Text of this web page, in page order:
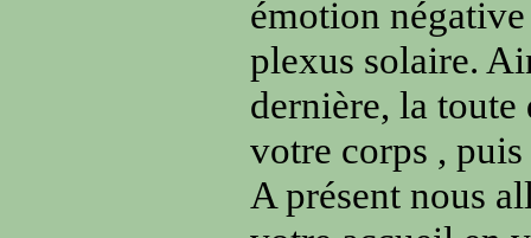
émotion
plexus solaire.
dernière, la
votre corps ,
A présent nous